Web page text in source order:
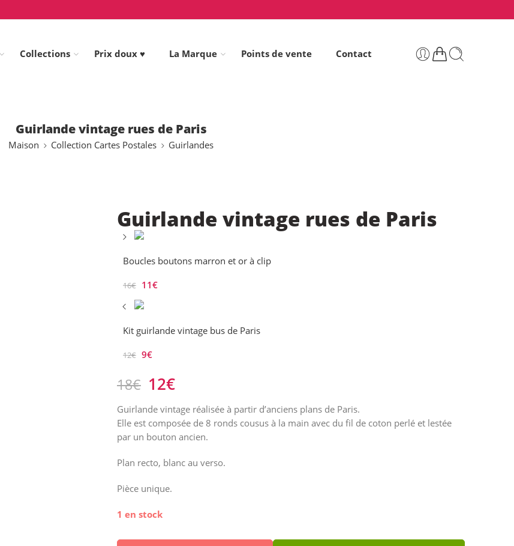
Collections Prix doux ♥ La Marque Points de vente Contact
Guirlande vintage rues de Paris
Maison Collection Cartes Postales Guirlandes
Guirlande vintage rues de Paris
Boucles boutons marron et or à clip
16€ 11€
Kit guirlande vintage bus de Paris
12€ 9€
18€ 12€
Guirlande vintage réalisée à partir d’anciens plans de Paris.
Elle est composée de 8 ronds cousus à la main avec du fil de coton perlé et lestée
par un bouton ancien.
Plan recto, blanc au verso.
Pièce unique.
1 en stock